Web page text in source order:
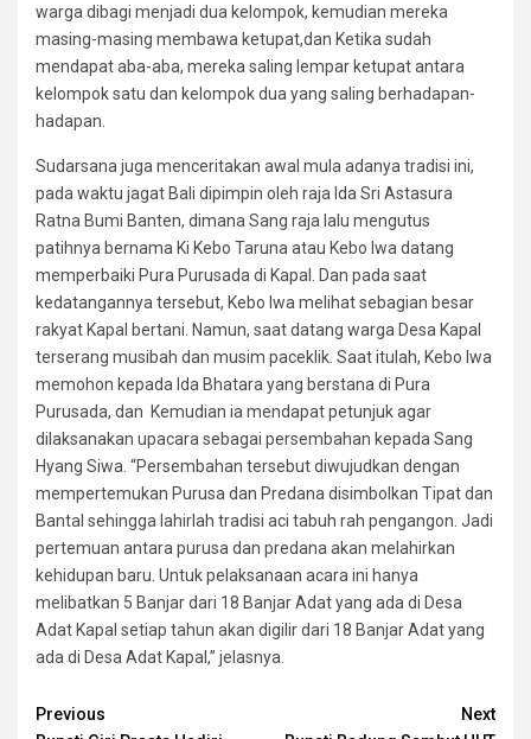
warga dibagi menjadi dua kelompok, kemudian mereka
masing-masing membawa ketupat,dan Ketika sudah
mendapat aba-aba, mereka saling lempar ketupat antara
kelompok satu dan kelompok dua yang saling berhadapan-
hadapan.
Sudarsana juga menceritakan awal mula adanya tradisi ini,
pada waktu jagat Bali dipimpin oleh raja Ida Sri Astasura
Ratna Bumi Banten, dimana Sang raja lalu mengutus
patihnya bernama Ki Kebo Taruna atau Kebo Iwa datang
memperbaiki Pura Purusada di Kapal. Dan pada saat
kedatangannya tersebut, Kebo Iwa melihat sebagian besar
rakyat Kapal bertani. Namun, saat datang warga Desa Kapal
terserang musibah dan musim paceklik. Saat itulah, Kebo Iwa
memohon kepada Ida Bhatara yang berstana di Pura
Purusada, dan Kemudian ia mendapat petunjuk agar
dilaksanakan upacara sebagai persembahan kepada Sang
Hyang Siwa. “Persembahan tersebut diwujudkan dengan
mempertemukan Purusa dan Predana disimbolkan Tipat dan
Bantal sehingga lahirlah tradisi aci tabuh rah pengangon. Jadi
pertemuan antara purusa dan predana akan melahirkan
kehidupan baru. Untuk pelaksanaan acara ini hanya
melibatkan 5 Banjar dari 18 Banjar Adat yang ada di Desa
Adat Kapal setiap tahun akan digilir dari 18 Banjar Adat yang
ada di Desa Adat Kapal,” jelasnya.
Continue
Previous
Next